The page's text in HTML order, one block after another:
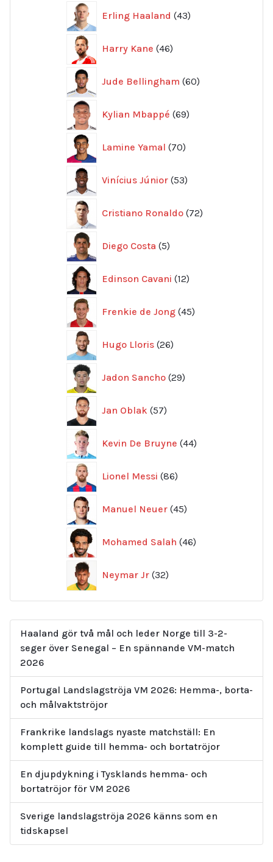
Erling Haaland 43
produkter
Harry Kane 46
produkter
Jude Bellingham 60
produkter
Kylian Mbappé 69
produkter
Lamine Yamal 70
produkter
Vinícius Júnior 53
produkter
Cristiano Ronaldo 72
produkter
Diego Costa 5
produkter
Edinson Cavani 12
produkter
Frenkie de Jong 45
produkter
Hugo Lloris 26
produkter
Jadon Sancho 29
produkter
Jan Oblak 57
produkter
Kevin De Bruyne 44
produkter
Lionel Messi 86
produkter
Manuel Neuer 45
produkter
Mohamed Salah 46
produkter
Neymar Jr 32
produkter
Haaland gör två mål och leder Norge till 3-2-
seger över Senegal – En spännande VM-match
2026
Portugal Landslagströja VM 2026: Hemma-, borta-
och målvaktströjor
Frankrike landslags nyaste matchställ: En
komplett guide till hemma- och bortatröjor
En djupdykning i Tysklands hemma- och
bortatröjor för VM 2026
Sverige landslagströja 2026 känns som en
tidskapsel